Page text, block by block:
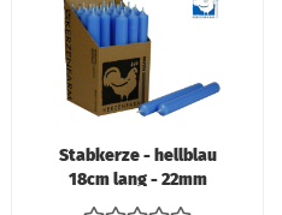
Stabkerze - hellblau
18cm lang - 22mm
Durchmesser